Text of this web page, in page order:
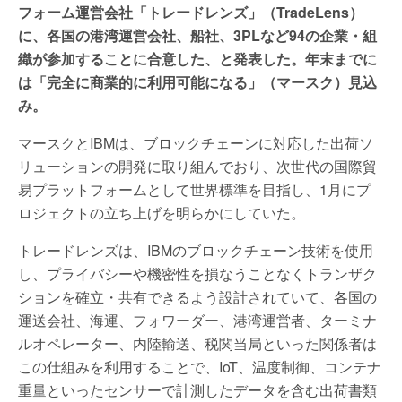
フォーム運営会社「トレードレンズ」（TradeLens）
に、各国の港湾運営会社、船社、3PLなど94の企業・組
織が参加することに合意した、と発表した。年末までに
は「完全に商業的に利用可能になる」（マースク）見込
み。
マースクとIBMは、ブロックチェーンに対応した出荷ソ
リューションの開発に取り組んでおり、次世代の国際貿
易プラットフォームとして世界標準を目指し、1月にプ
ロジェクトの立ち上げを明らかにしていた。
トレードレンズは、IBMのブロックチェーン技術を使用
し、プライバシーや機密性を損なうことなくトランザク
ションを確立・共有できるよう設計されていて、各国の
運送会社、海運、フォワーダー、港湾運営者、ターミナ
ルオペレーター、内陸輸送、税関当局といった関係者は
この仕組みを利用することで、IoT、温度制御、コンテナ
重量といったセンサーで計測したデータを含む出荷書類